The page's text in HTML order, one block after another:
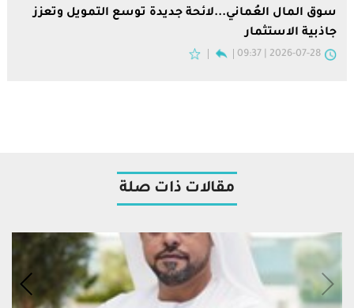
سوق المال العُماني...لائحة جديدة توسع التمويل وتعزز
جاذبية الاستثمار
2026-07-28 | 09:37
مقالات ذات صلة